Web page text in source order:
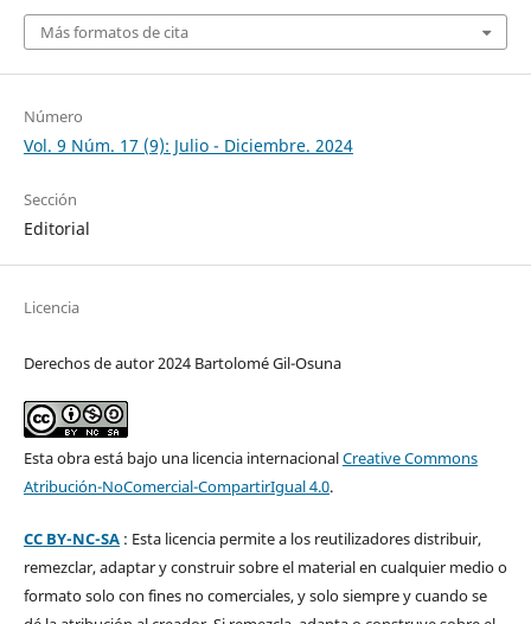
Más formatos de cita
Número
Vol. 9 Núm. 17 (9): Julio - Diciembre. 2024
Sección
Editorial
Licencia
Derechos de autor 2024 Bartolomé Gil-Osuna
Esta obra está bajo una licencia internacionalCreative Commons
Atribución-NoComercial-CompartirIgual 4.0.
CC BY-NC-SA: Esta licencia permite a los reutilizadores distribuir,
remezclar, adaptar y construir sobre el material en cualquier medio o
formato solo con fines no comerciales, y solo siempre y cuando se